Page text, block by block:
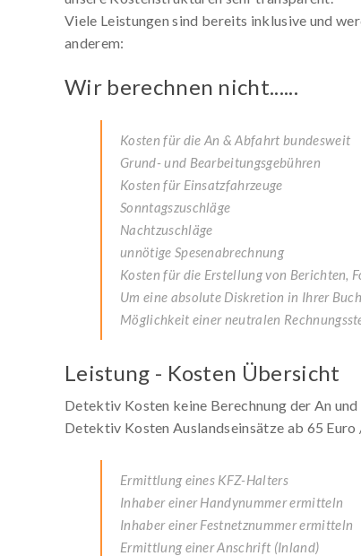
Viele Leistungen sind bereits inklusive und
anderem:
Wir berechnen nicht......
Kosten für die An & Abfahrt bundesweit
Grund- und Bearbeitungsgebühren
Kosten für Einsatzfahrzeuge
Sonntagszuschläge
Nachtzuschläge
unnötige Spesenabrechnung
Kosten für die Erstellung von Berichten,
Um eine absolute Diskretion in Ihrer
Möglichkeit einer neutralen
Leistung - Kosten Übersicht
Detektiv Kosten keine Berechnung der An
Detektiv Kosten Auslandseinsätze ab 65 Euro
Ermittlung eines KFZ-Halters
Inhaber einer Handynummer ermitteln
Inhaber einer Festnetznummer ermitteln
Ermittlung einer Anschrift (Inland)